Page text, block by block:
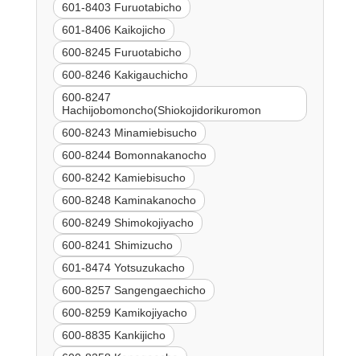
601-8403 Furuotabicho
601-8406 Kaikojicho
600-8245 Furuotabicho
600-8246 Kakigauchicho
600-8247
Hachijobomoncho(Shiokojidorikuromon
600-8243 Minamiebisucho
600-8244 Bomonnakanocho
600-8242 Kamiebisucho
600-8248 Kaminakanocho
600-8249 Shimokojiyacho
600-8241 Shimizucho
601-8474 Yotsuzukacho
600-8257 Sangengaechicho
600-8259 Kamikojiyacho
600-8835 Kankijicho